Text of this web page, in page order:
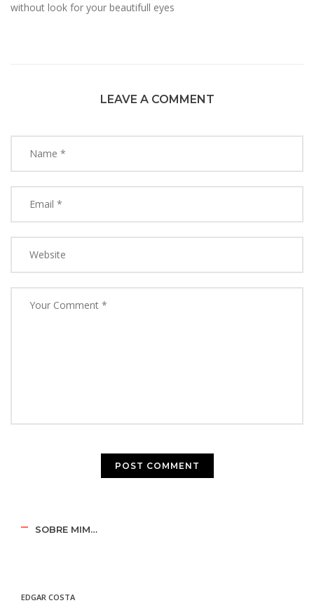
without look for your beautifull eyes
LEAVE A COMMENT
SOBRE MIM…
EDGAR COSTA